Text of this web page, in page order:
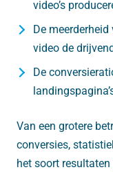
video’s
De
video de
De
Van een grotere
conversies,
het soort